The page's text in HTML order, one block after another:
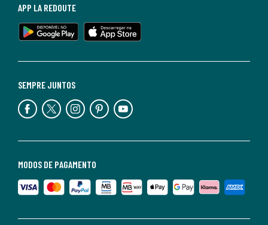
MODOS DE PAGAMENTO
SEMPRE JUNTOS
APP LA REDOUTE